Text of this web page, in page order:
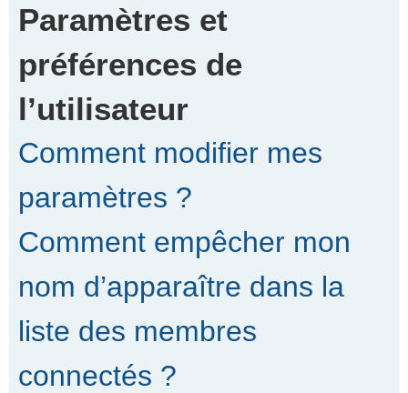
Paramètres et
préférences de
l’utilisateur
Comment modifier mes
paramètres ?
Comment empêcher mon
nom d’apparaître dans la
liste des membres
connectés ?